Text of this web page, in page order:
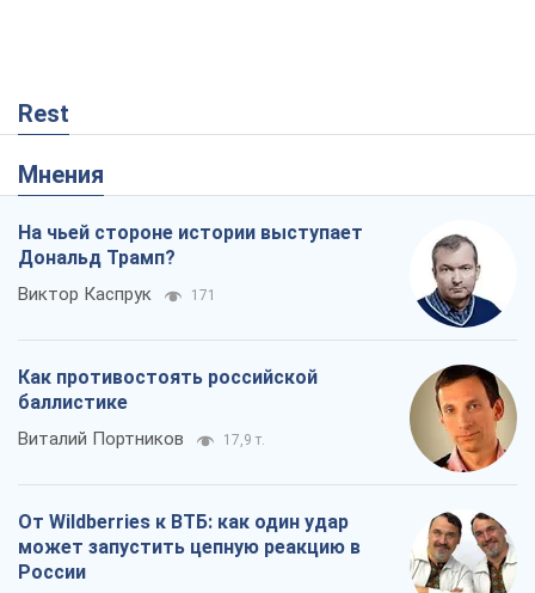
Rest
Мнения
На чьей стороне истории выступает
Дональд Трамп?
Виктор Каспрук 171
Как противостоять российской
баллистике
Виталий Портников 17,9 т.
От Wildberries к ВТБ: как один удар
может запустить цепную реакцию в
России